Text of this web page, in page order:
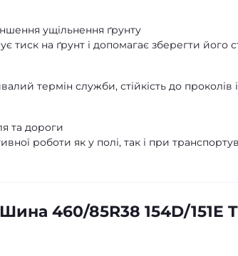
ущільнення ґрунту
тиск на ґрунт і допомагає зберегти його
термін служби, стійкість до проколів
та дороги
роботи як у полі, так і при
460/85R38 154D/151E